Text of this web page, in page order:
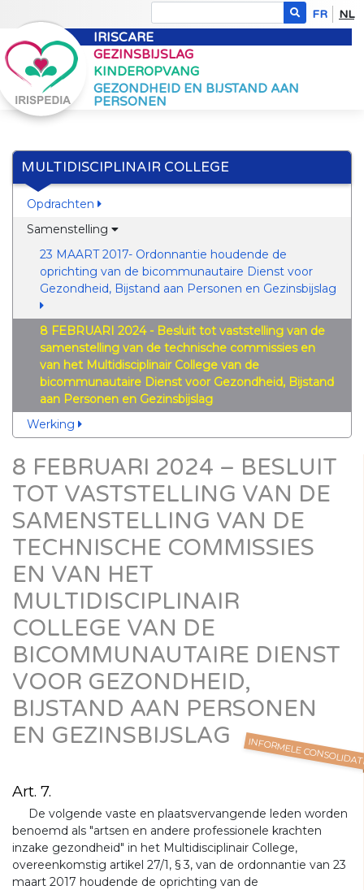
FR NL
IRISCARE
GEZINSBIJSLAG
KINDEROPVANG
GEZONDHEID EN BIJSTAND AAN
PERSONEN
MULTIDISCIPLINAIR COLLEGE
Opdrachten
Samenstelling
23 MAART 2017- Ordonnantie houdende de
oprichting van de bicommunautaire Dienst voor
Gezondheid, Bijstand aan Personen en Gezinsbijslag
8 FEBRUARI 2024 - Besluit tot vaststelling van de
samenstelling van de technische commissies en
van het Multidisciplinair College van de
bicommunautaire Dienst voor Gezondheid, Bijstand
aan Personen en Gezinsbijslag
Werking
8 FEBRUARI 2024 – BESLUIT
TOT VASTSTELLING VAN DE
SAMENSTELLING VAN DE
TECHNISCHE COMMISSIES
EN VAN HET
MULTIDISCIPLINAIR
COLLEGE VAN DE
BICOMMUNAUTAIRE DIENST
VOOR GEZONDHEID,
BIJSTAND AAN PERSONEN
EN GEZINSBIJSLAG
INFORMELE
Art. 7.
De volgende vaste en plaatsvervangende leden worden
benoemd als "artsen en andere professionele krachten
inzake gezondheid" in het Multidisciplinair College,
overeenkomstig artikel 27/1, § 3, van de ordonnantie van 23
maart 2017 houdende de oprichting van de